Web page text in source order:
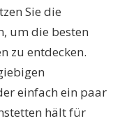
Sie die
um die besten
zu entdecken.
einfach ein paar
hält für